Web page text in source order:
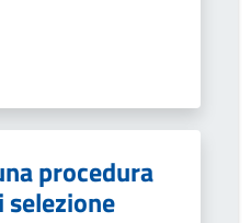
procedura